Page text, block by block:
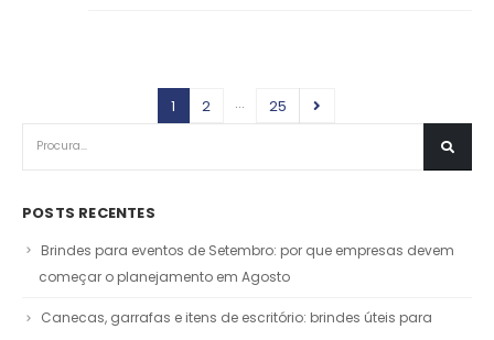
1 2 … 25
POSTS RECENTES
Brindes para eventos de Setembro: por que empresas devem
começar o planejamento em Agosto
Canecas, garrafas e itens de escritório: brindes úteis para